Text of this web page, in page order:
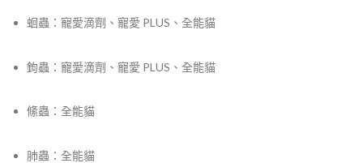
蛔蟲：寵愛滴劑、寵愛 PLUS、全能貓
鉤蟲：寵愛滴劑、寵愛 PLUS、全能貓
絛蟲：全能貓
肺蟲：全能貓